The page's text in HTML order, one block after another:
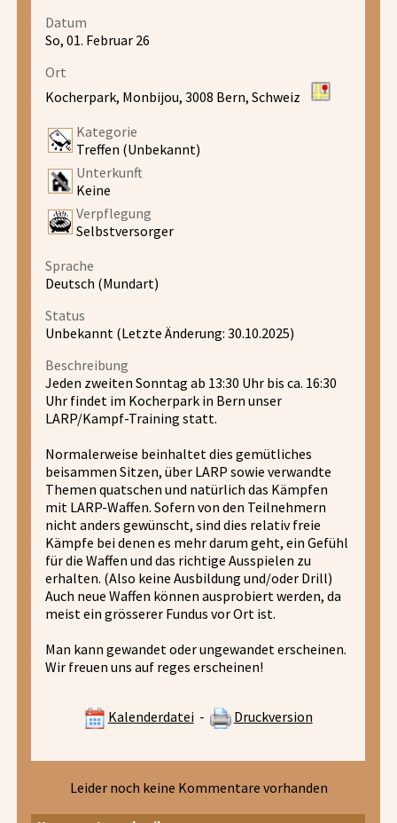
Datum
So, 01. Februar 26
Ort
Kocherpark, Monbijou, 3008 Bern, Schweiz
Kategorie
Treffen (Unbekannt)
Unterkunft
Keine
Verpflegung
Selbstversorger
Sprache
Deutsch (Mundart)
Status
Unbekannt (Letzte Änderung: 30.10.2025)
Beschreibung
Jeden zweiten Sonntag ab 13:30 Uhr bis ca. 16:30
Uhr findet im Kocherpark in Bern unser
LARP/Kampf-Training statt.
Normalerweise beinhaltet dies gemütliches
beisammen Sitzen, über LARP sowie verwandte
Themen quatschen und natürlich das Kämpfen
mit LARP-Waffen. Sofern von den Teilnehmern
nicht anders gewünscht, sind dies relativ freie
Kämpfe bei denen es mehr darum geht, ein Gefühl
für die Waffen und das richtige Ausspielen zu
erhalten. (Also keine Ausbildung und/oder Drill)
Auch neue Waffen können ausprobiert werden, da
meist ein grösserer Fundus vor Ort ist.
Man kann gewandet oder ungewandet erscheinen.
Wir freuen uns auf reges erscheinen!
Kalenderdatei- Druckversion
Leider noch keine Kommentare vorhanden